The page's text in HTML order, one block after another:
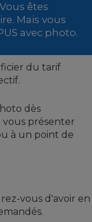
êtes
Mais vous
avec photo.
du tarif
dès
présenter
à un point de
vous d'avoir en